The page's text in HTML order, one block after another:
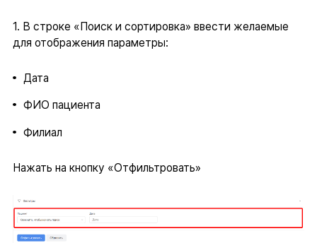
1. В строке «Поиск и сортировка» ввести желаемые
для отображения параметры:
Дата
ФИО пациента
Филиал
Нажать на кнопку «Отфильтровать»